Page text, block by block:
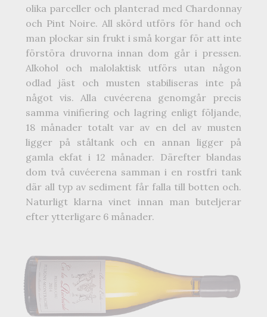
olika parceller och planterad med Chardonnay
och Pint Noire. All skörd utförs för hand och
man plockar sin frukt i små korgar för att inte
förstöra druvorna innan dom går i pressen.
Alkohol och malolaktisk utförs utan någon
odlad jäst och musten stabiliseras inte på
något vis. Alla cuvéerena genomgår precis
samma vinifiering och lagring enligt följande,
18 månader totalt var av en del av musten
ligger på ståltank och en annan ligger på
gamla ekfat i 12 månader. Därefter blandas
dom två cuvéerena samman i en rostfri tank
där all typ av sediment får falla till botten och.
Naturligt klarna vinet innan man buteljerar
efter ytterligare 6 månader.